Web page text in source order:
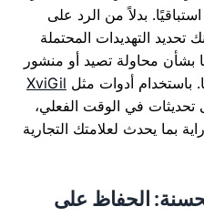
بدلاً من الرد على
تحديد التهديدات المحتملة
بشأن محاولة تصيد أو منشور
أدوات مثل XviGil
في الوقت الفعلي،
بما يحدث لعلامتك التجارية
الحفاظ على